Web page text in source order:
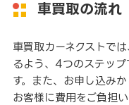
車買取の流れ
車買取カーネクストで
るよう、4つのステップ
す。また、お申し込み
お客様に費用をご負担